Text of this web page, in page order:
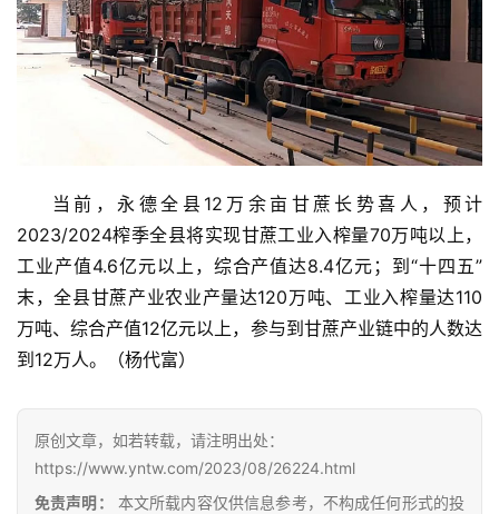
区
频
道
产
销
储
当前，永德全县12万余亩甘蔗长势喜人，预计
2023/2024榨季全县将实现甘蔗工业入榨量70万吨以上，
工业产值4.6亿元以上，综合产值达8.4亿元；到“十四五”
末，全县甘蔗产业农业产量达120万吨、工业入榨量达110
万吨、综合产值12亿元以上，参与到甘蔗产业链中的人数达
到12万人。（杨代富）
原创文章，如若转载，请注明出处：
https://www.yntw.com/2023/08/26224.html
免责声明：
本文所载内容仅供信息参考，不构成任何形式的投